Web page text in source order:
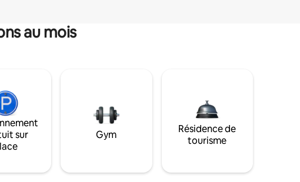
au mois
sur
Gym
Résidence de
tourisme